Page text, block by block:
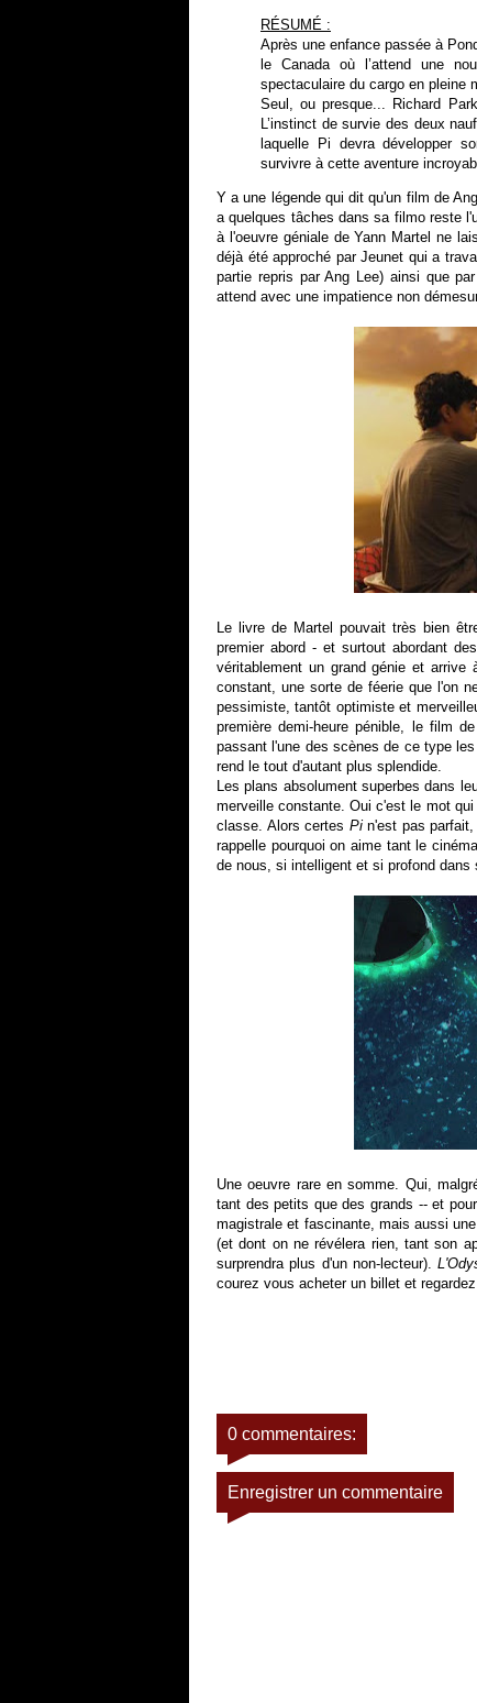
RÉSUMÉ :
Après une enfance passée à
le Canada où l’attend une
spectaculaire du cargo en pleine
Seul, ou presque... Richard
L’instinct de survie des deux
laquelle Pi devra développer
survivre à cette aventure
Y a une légende qui dit qu'un film de
a quelques tâches dans sa filmo reste
à l'oeuvre géniale de Yann Martel ne
déjà été approché par Jeunet qui a
partie repris par Ang Lee) ainsi que
attend avec une impatience non
Le livre de Martel pouvait très bien
premier abord - et surtout abordant
véritablement un grand génie et
constant, une sorte de féerie que l'on
pessimiste, tantôt optimiste et
première demi-heure pénible, le film
passant l'une des scènes de ce type
rend le tout d'autant plus splendide.
Les plans absolument superbes dans
merveille constante. Oui c'est le mot
classe. Alors certes Pin'est pas parfait,
rappelle pourquoi on aime tant le
de nous, si intelligent et si profond dans
Une oeuvre rare en somme. Qui,
tant des petits que des grands -- et
magistrale et fascinante, mais aussi
(et dont on ne révélera rien, tant son
surprendra plus d'un non-lecteur).
courez vous acheter un billet et
0 commentaires:
Enregistrer un commentaire